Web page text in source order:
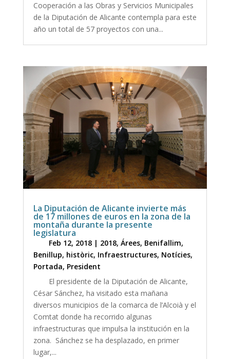
Cooperación a las Obras y Servicios Municipales
de la Diputación de Alicante contempla para este
año un total de 57 proyectos con una...
La Diputación de Alicante invierte más
de 17 millones de euros en la zona de la
montaña durante la presente
legislatura
Feb 12, 2018| 2018, Árees, Benifallim,
Benillup, històric, Infraestructures, Notícies,
Portada, President
El presidente de la Diputación de Alicante,
César Sánchez, ha visitado esta mañana
diversos municipios de la comarca de l’Alcoià y el
Comtat donde ha recorrido algunas
infraestructuras que impulsa la institución en la
zona. Sánchez se ha desplazado, en primer
lugar,...